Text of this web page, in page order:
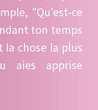
"Qu'est-ce
ton temps
la chose la plus
aies apprise